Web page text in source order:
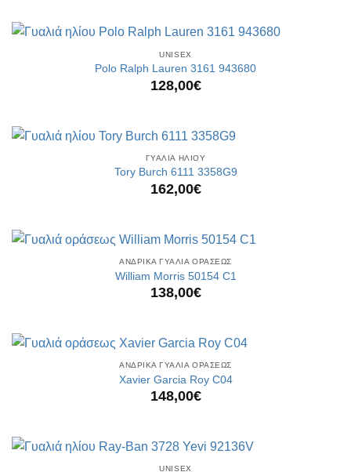
UNISEX
Polo Ralph Lauren 3161 943680
128,00€
ΓΥΑΛΙΑ ΗΛΙΟΥ
Tory Burch 6111 3358G9
162,00€
ΑΝΔΡΙΚΑ ΓΥΑΛΙΑ ΟΡΑΣΕΩΣ
William Morris 50154 C1
138,00€
ΑΝΔΡΙΚΑ ΓΥΑΛΙΑ ΟΡΑΣΕΩΣ
Xavier Garcia Roy C04
148,00€
UNISEX